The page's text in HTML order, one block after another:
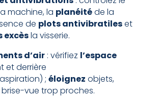
machine, la planéitéde la
de plots antivibratileset
excèsla visserie.
d’air: vérifiez l’espace
et derrière
; éloignez objets,
vue trop proches.